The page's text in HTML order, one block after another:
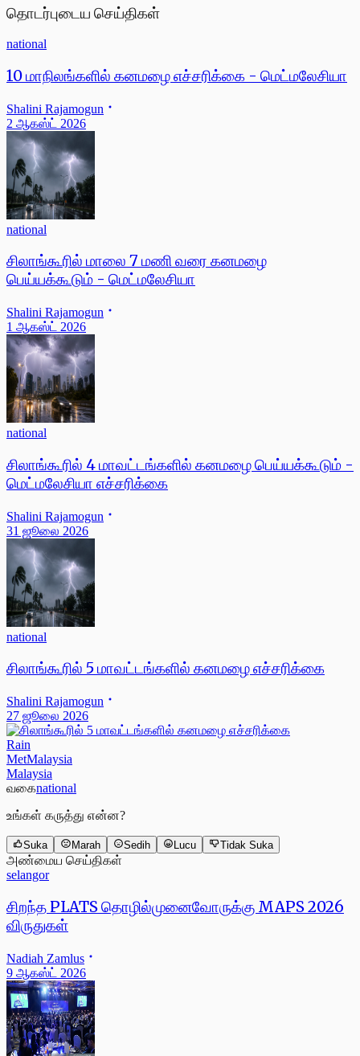
தொடர்புடைய செய்திகள்
national
10 மாநிலங்களில் கனமழை எச்சரிக்கை - மெட்மலேசியா
Shalini Rajamogun
2 ஆகஸ்ட் 2026
national
சிலாங்கூரில் மாலை 7 மணி வரை கனமழை
பெய்யக்கூடும் - மெட்மலேசியா
Shalini Rajamogun
1 ஆகஸ்ட் 2026
national
சிலாங்கூரில் 4 மாவட்டங்களில் கனமழை பெய்யக்கூடும் -
மெட்மலேசியா எச்சரிக்கை
Shalini Rajamogun
31 ஜூலை 2026
national
சிலாங்கூரில் 5 மாவட்டங்களில் கனமழை எச்சரிக்கை
Shalini Rajamogun
27 ஜூலை 2026
Rain
MetMalaysia
Malaysia
வகைnational
உங்கள் கருத்து என்ன?
Suka Marah Sedih Lucu Tidak Suka
அண்மைய செய்திகள்
selangor
சிறந்த PLATS தொழில்முனைவோருக்கு MAPS 2026
விருதுகள்
Nadiah Zamlus
9 ஆகஸ்ட் 2026